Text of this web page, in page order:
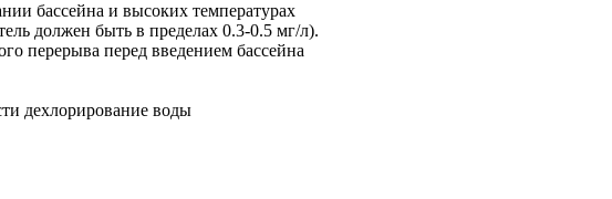
бассейна и высоких температурах
должен быть в пределах 0.3-0.5 мг/л).
перерыва перед введением бассейна
дехлорирование воды